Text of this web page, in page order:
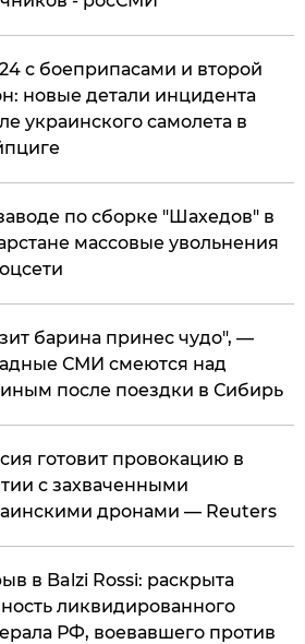
с боеприпасами и второй
новые детали инцидента
украинского самолета в
по сборке "Шахедов" в
массовые увольнения
барина принес чудо", —
СМИ смеются над
после поездки в Сибирь
готовит провокацию в
с захваченными
дронами — Reuters
в Balzi Rossi: раскрыта
ликвидированного
РФ, воевавшего против